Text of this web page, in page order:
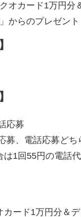
オカード1万円
」からのプレゼン
応募
募、電話応募ど
1回55円の電話代
カード1万円分＆